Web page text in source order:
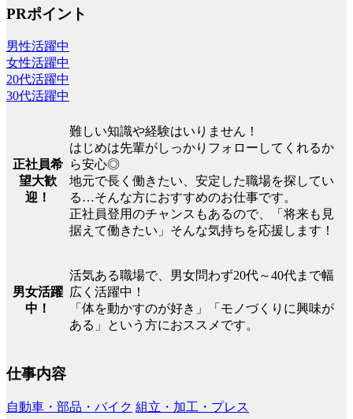
PRポイント
男性活躍中
女性活躍中
20代活躍中
30代活躍中
正社員希
望大歓
迎！
難しい知識や経験はいりません！
はじめは先輩がしっかりフォローしてくれるか
ら安心◎
地元で長く働きたい、安定した職場を探してい
る…そんな方におすすめのお仕事です。
正社員登用のチャンスもあるので、「将来も見
据えて働きたい」そんな気持ちを応援します！
男女活躍
中！
活気ある職場で、男女問わず20代～40代まで幅
広く活躍中！
「体を動かすのが好き」「モノづくりに興味が
ある」という方におススメです。
仕事内容
自動車・部品・バイク 組立・加工・プレス